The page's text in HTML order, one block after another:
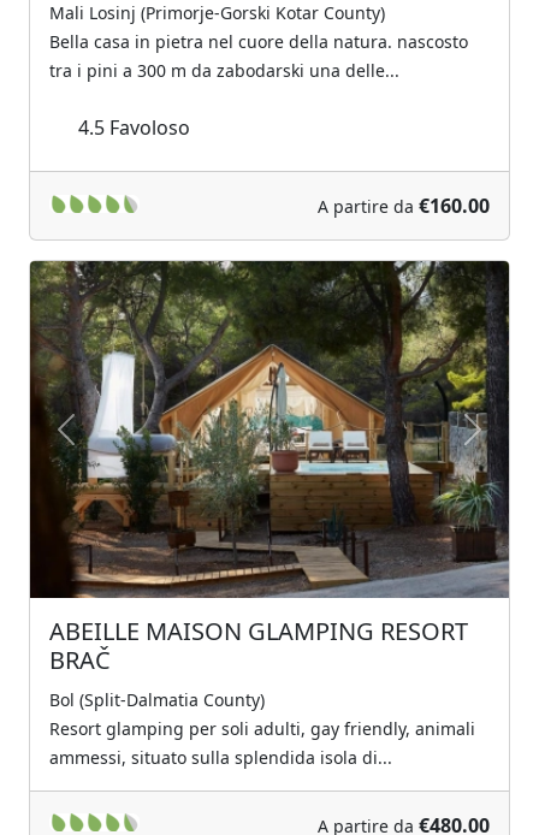
Mali Losinj (Primorje-Gorski Kotar County)
Bella casa in pietra nel cuore della natura. nascosto
tra i pini a 300 m da zabodarski una delle...
4.5 Favoloso
A partire da €160.00
Previous Next
ABEILLE MAISON GLAMPING RESORT
BRAČ
Bol (Split-Dalmatia County)
Resort glamping per soli adulti, gay friendly, animali
ammessi, situato sulla splendida isola di...
A partire da €480.00